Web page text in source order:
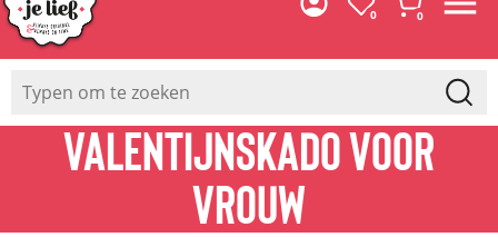
0 0
VALENTIJNSKADO VOOR
VROUW